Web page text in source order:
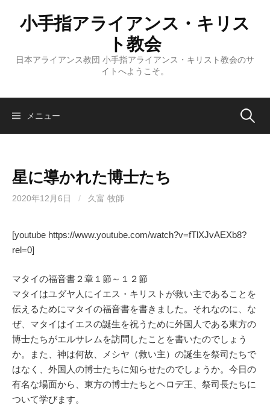
ス
小手指アライアンス・キリス
ト教会
日本アライアンス教団 小手指アライアンス・キリスト教会のサ
イトへようこそ。
メニュー 検
星に導かれた博士たち
2020年12月6日 / 久富 牧師
[youtube https://www.youtube.com/watch?v=fTlXJvAEXb8?
rel=0]
マタイの福音書２章１節～１２節
マタイはユダヤ人にイエス・キリストが救い主であることを
伝えるためにマタイの福音書を書きました。それなのに、な
ぜ、マタイはイエスの誕生を祝うために外国人である東方の
博士たちがエルサレムを訪問したことを書いたのでしょう
か。また、神は何故、メシヤ（救い主）の誕生を祭司たちで
はなく、外国人の博士たちに知らせたのでしょうか。今日の
有名な場面から、東方の博士たちとヘロデ王、祭司長たちに
ついて学びます。